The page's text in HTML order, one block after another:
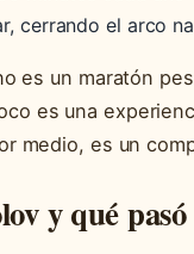
cerrando el arco
es un maratón
es una
medio, es un
y qué